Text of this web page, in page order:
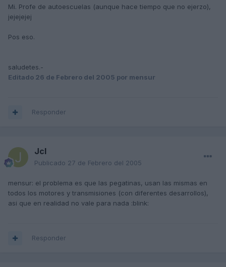
Mi. Profe de autoescuelas (aunque hace tiempo que no ejerzo),
jejejejej
Pos eso.
saludetes.-
Editado 26 de Febrero del 2005 por mensur
Responder
Jcl
Publicado 27 de Febrero del 2005
mensur: el problema es que las pegatinas, usan las mismas en
todos los motores y transmisiones (con diferentes desarrollos),
asi que en realidad no vale para nada :blink:
Responder